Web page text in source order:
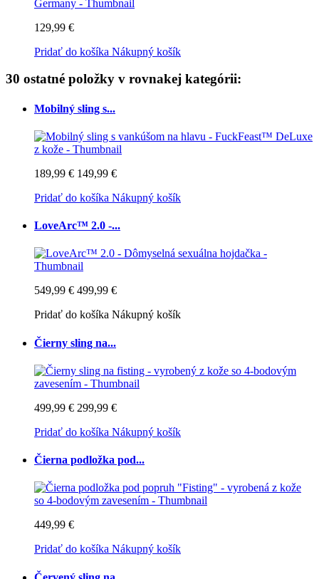
129,99 €
Pridať do košíka Nákupný košík
30 ostatné položky v rovnakej kategórii:
Mobilný sling s...
189,99 € 149,99 €
Pridať do košíka Nákupný košík
LoveArc™ 2.0 -...
549,99 € 499,99 €
Pridať do košíka Nákupný košík
Čierny sling na...
499,99 € 299,99 €
Pridať do košíka Nákupný košík
Čierna podložka pod...
449,99 €
Pridať do košíka Nákupný košík